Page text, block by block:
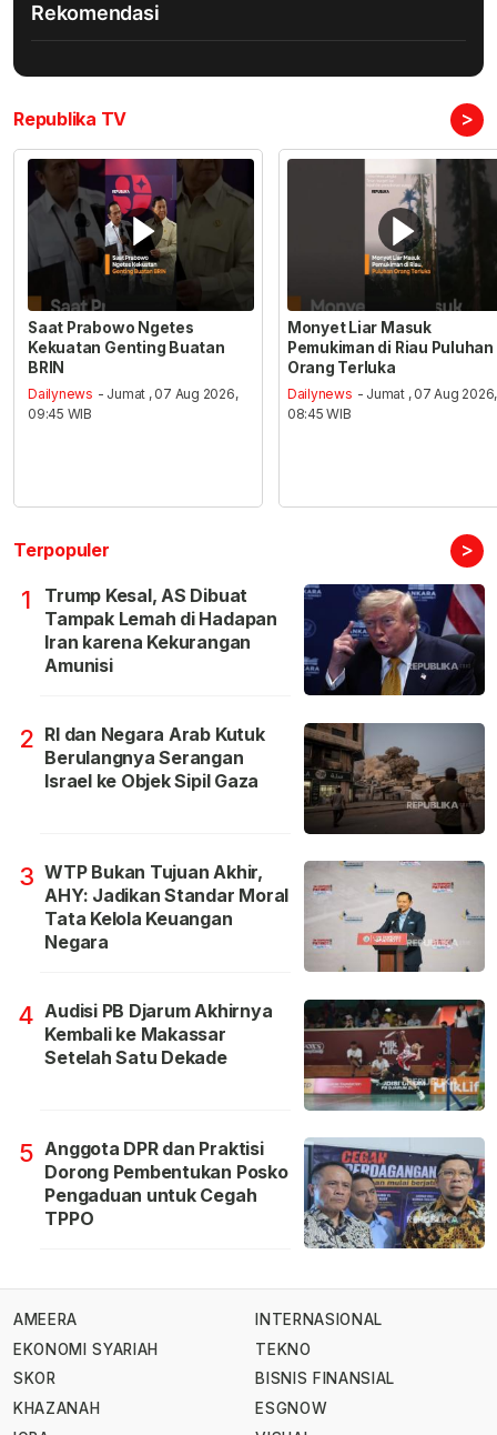
Rekomendasi
Republika TV >
Saat Prabowo Ngetes
Kekuatan Genting Buatan
BRIN
Dailynews - Jumat , 07 Aug 2026,
09:45 WIB
Monyet Liar Masuk
Pemukiman di Riau Puluhan
Orang Terluka
Dailynews - Jumat , 07 Aug 2026,
08:45 WIB
Terpopuler >
1
Trump Kesal, AS Dibuat
Tampak Lemah di Hadapan
Iran karena Kekurangan
Amunisi
2 RI dan Negara Arab Kutuk
Berulangnya Serangan
Israel ke Objek Sipil Gaza
3 WTP Bukan Tujuan Akhir,
AHY: Jadikan Standar Moral
Tata Kelola Keuangan
Negara
4 Audisi PB Djarum Akhirnya
Kembali ke Makassar
Setelah Satu Dekade
5 Anggota DPR dan Praktisi
Dorong Pembentukan Posko
Pengaduan untuk Cegah
TPPO
AMEERA
EKONOMI SYARIAH
SKOR
KHAZANAH
INTERNASIONAL
TEKNO
BISNIS FINANSIAL
ESGNOW